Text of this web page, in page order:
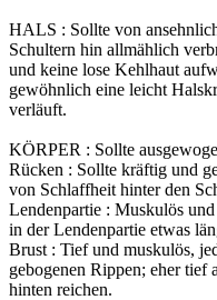
HALS : Sollte von
Schultern hin allmählich
und keine lose Kehlhaut
gewöhnlich eine leicht
verläuft.
KÖRPER : Sollte
Rücken : Sollte kräftig und
von Schlaffheit hinter den
Lendenpartie : Muskulös
in der Lendenpartie etwas
Brust : Tief und muskulös,
gebogenen Rippen; eher tief
hinten reichen.